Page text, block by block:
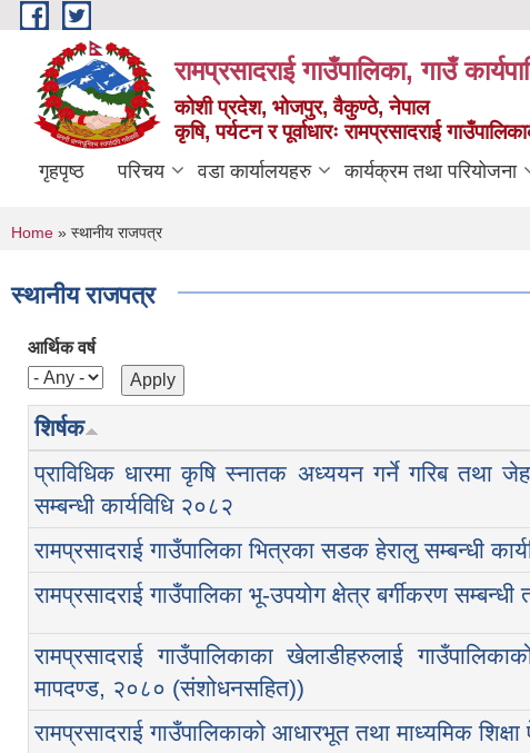
Skip to main content
रामप्रसादराई गाउँपालिका, गाउँ
कोशी प्रदेश, भोजपुर, वैकुण्ठे, नेपाल
कृषि, पर्यटन र पूर्वाधारः रामप्रसादराई
गृहपृष्ठ परिचय वडा कार्यालयहरु कार्यक्रम तथा परियोजना
You are here
Home » स्थानीय राजपत्र
स्थानीय राजपत्र
आर्थिक वर्ष
शिर्षक
प्राविधिक धारमा कृषि स्नातक अध्ययन गर्ने गरिब तथा
सम्बन्धी कार्यविधि २०८२
रामप्रसादराई गाउँपालिका भित्रका सडक हेरालु सम्बन्धी
रामप्रसादराई गाउँपालिका भू-उपयोग क्षेत्र बर्गीकरण
रामप्रसादराई गाउँपालिकाका खेलाडीहरुलाई
मापदण्ड, २०८० (संशोधनसहित))
रामप्रसादराई गाउँपालिकाको आधारभूत तथा माध्यमिक